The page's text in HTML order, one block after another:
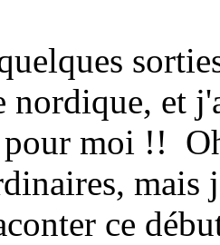
nordique, et
pour moi !!
mais
ce